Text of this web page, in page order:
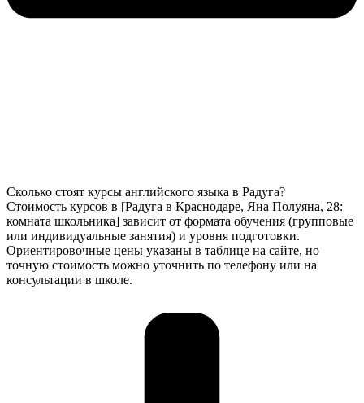
Сколько стоят курсы английского языка в Радуга?
Стоимость курсов в [Радуга в Краснодаре, Яна Полуяна, 28:
комната школьника] зависит от формата обучения (групповые
или индивидуальные занятия) и уровня подготовки.
Ориентировочные цены указаны в таблице на сайте, но
точную стоимость можно уточнить по телефону или на
консультации в школе.